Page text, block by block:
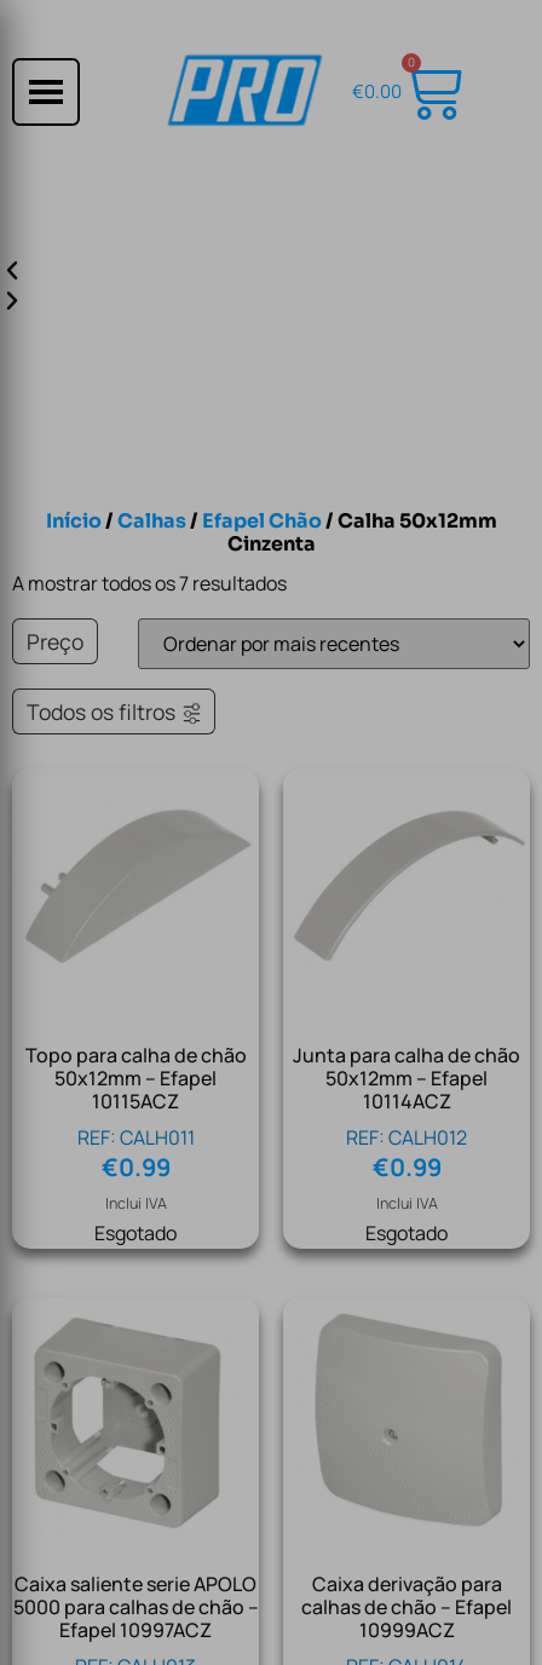
€0.00
0
Início/Calhas/ Efapel Chão/ Calha 50x12mm
Cinzenta
A mostrar todos os 7 resultados
Preço
Todos os filtros
Topo para calha de chão
50x12mm – Efapel
10115ACZ
REF: CALH011
€0.99
Inclui IVA
Esgotado
Junta para calha de chão
50x12mm – Efapel
10114ACZ
REF: CALH012
€0.99
Inclui IVA
Esgotado
Caixa saliente serie APOLO
5000 para calhas de chão –
Efapel 10997ACZ
Caixa derivação para
calhas de chão – Efapel
10999ACZ